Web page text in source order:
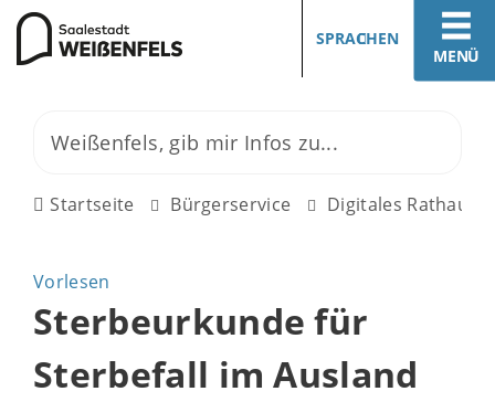
MENÜ
SPRACHEN
Startseite Bürgerservice Digitales Rathaus
Vorlesen
Sterbeurkunde für
Sterbefall im Ausland